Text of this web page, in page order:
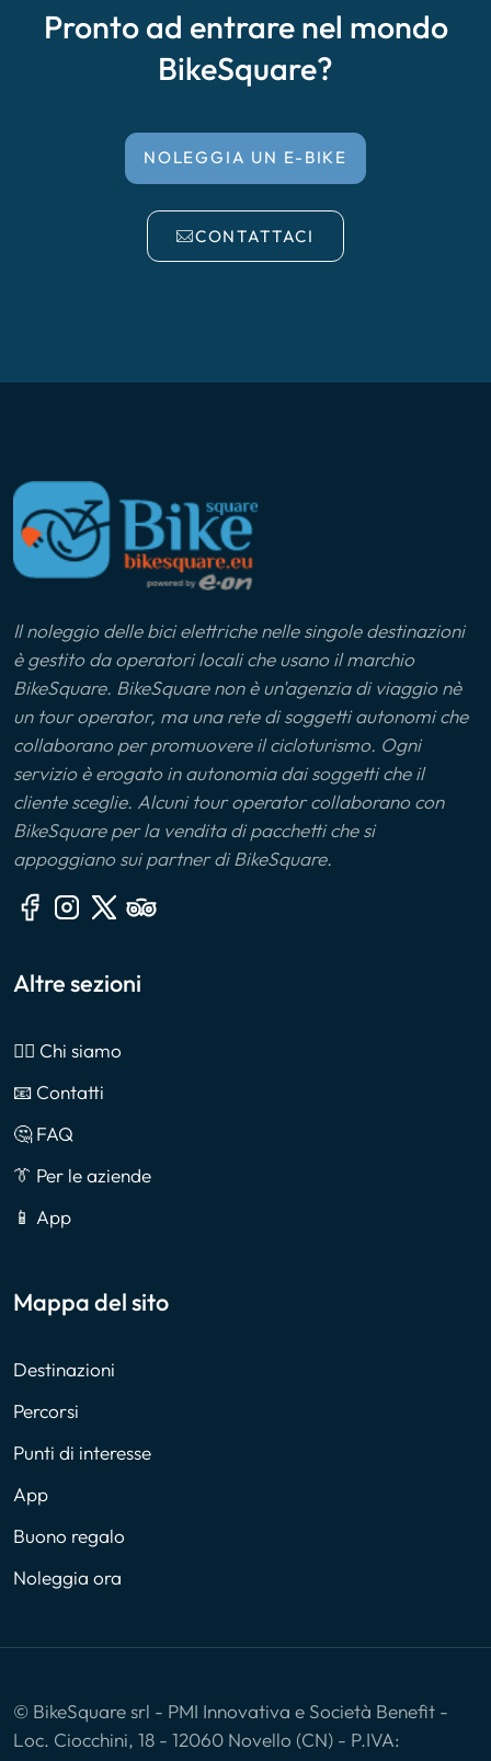
Pronto ad entrare nel mondo
BikeSquare?
NOLEGGIA UN E-BIKE
CONTATTACI
Il noleggio delle bici elettriche nelle singole destinazioni
è gestito da operatori locali che usano il marchio
BikeSquare. BikeSquare non è un'agenzia di viaggio nè
un tour operator, ma una rete di soggetti autonomi che
collaborano per promuovere il cicloturismo. Ogni
servizio è erogato in autonomia dai soggetti che il
cliente sceglie. Alcuni tour operator collaborano con
BikeSquare per la vendita di pacchetti che si
appoggiano sui partner di BikeSquare.
Altre sezioni
🙎‍♂️ Chi siamo
📧 Contatti
🤔 FAQ
👔 Per le aziende
📱 App
Mappa del sito
Destinazioni
Percorsi
Punti di interesse
App
Buono regalo
Noleggia ora
© BikeSquare srl - PMI Innovativa e Società Benefit -
Loc. Ciocchini, 18 - 12060 Novello (CN) - P.IVA: